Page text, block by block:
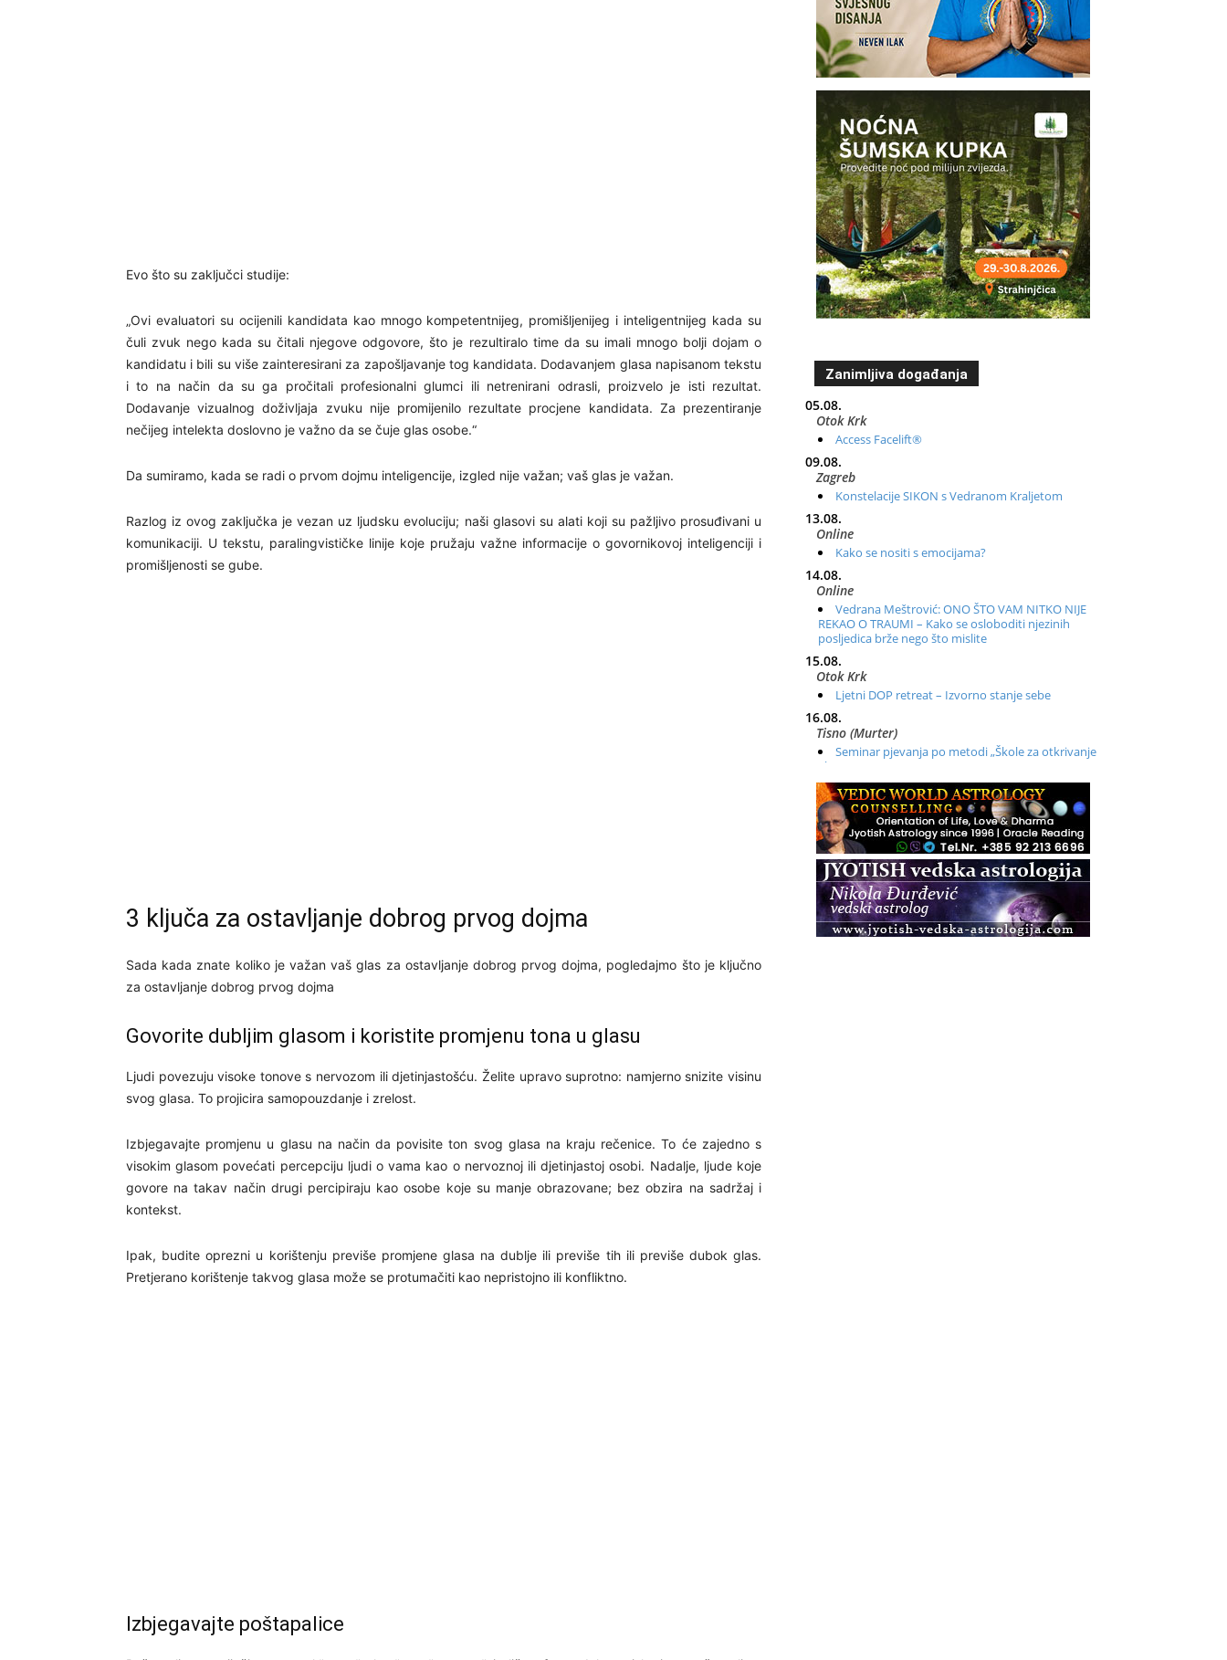
Evo što su zaključci studije:
„Ovi evaluatori su ocijenili kandidata kao mnogo kompetentnijeg, promišljenijeg i inteligentnijeg kada su
čuli zvuk nego kada su čitali njegove odgovore, što je rezultiralo time da su imali mnogo bolji dojam o
kandidatu i bili su više zainteresirani za zapošljavanje tog kandidata. Dodavanjem glasa napisanom tekstu
i to na način da su ga pročitali profesionalni glumci ili netrenirani odrasli, proizvelo je isti rezultat.
Dodavanje vizualnog doživljaja zvuku nije promijenilo rezultate procjene kandidata. Za prezentiranje
nečijeg intelekta doslovno je važno da se čuje glas osobe.“
Da sumiramo, kada se radi o prvom dojmu inteligencije, izgled nije važan; vaš glas je važan.
Razlog iz ovog zaključka je vezan uz ljudsku evoluciju; naši glasovi su alati koji su pažljivo prosuđivani u
komunikaciji. U tekstu, paralingvističke linije koje pružaju važne informacije o govornikovoj inteligenciji i
promišljenosti se gube.
3 ključa za ostavljanje dobrog prvog dojma
Sada kada znate koliko je važan vaš glas za ostavljanje dobrog prvog dojma, pogledajmo što je ključno
za ostavljanje dobrog prvog dojma
Govorite dubljim glasom i koristite promjenu tona u glasu
Ljudi povezuju visoke tonove s nervozom ili djetinjastošću. Želite upravo suprotno: namjerno snizite visinu
svog glasa. To projicira samopouzdanje i zrelost.
Izbjegavajte promjenu u glasu na način da povisite ton svog glasa na kraju rečenice. To će zajedno s
visokim glasom povećati percepciju ljudi o vama kao o nervoznoj ili djetinjastoj osobi. Nadalje, ljude koje
govore na takav način drugi percipiraju kao osobe koje su manje obrazovane; bez obzira na sadržaj i
kontekst.
Ipak, budite oprezni u korištenju previše promjene glasa na dublje ili previše tih ili previše dubok glas.
Pretjerano korištenje takvog glasa može se protumačiti kao nepristojno ili konfliktno.
Izbjegavajte poštapalice
Zanimljiva događanja
05.08.
Otok Krk
Access Facelift®
09.08.
Zagreb
Konstelacije SIKON s Vedranom Kraljetom
13.08.
Online
Kako se nositi s emocijama?
14.08.
Online
Vedrana Meštrović: ONO ŠTO VAM NITKO NIJE
REKAO O TRAUMI – Kako se osloboditi njezinih
posljedica brže nego što mislite
15.08.
Otok Krk
Ljetni DOP retreat – Izvorno stanje sebe
16.08.
Tisno (Murter)
Seminar pjevanja po metodi „Škole za otkrivanje
glasa“
20.08.
Online
Radionica: Pomagači iz drugih dimenzija Online –
otvoreno za sve
21.08.
Zagreb+Online
Osnovni ThetaHealing® tečaj, Zagreb i Online
22.08.
Pula